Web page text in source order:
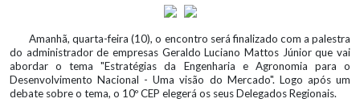
Amanhã, quarta-feira (10), o encontro será finalizado com a palestra
do administrador de empresas Geraldo Luciano Mattos Júnior que vai
abordar o tema "Estratégias da Engenharia e Agronomia para o
Desenvolvimento Nacional - Uma visão do Mercado". Logo após um
debate sobre o tema, o 10º CEP elegerá os seus Delegados Regionais.